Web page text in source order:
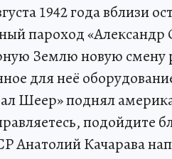
1942 года вблизи
пароход
Землю новую смену
для неё
Шеер» поднял
подойдите
Качарава